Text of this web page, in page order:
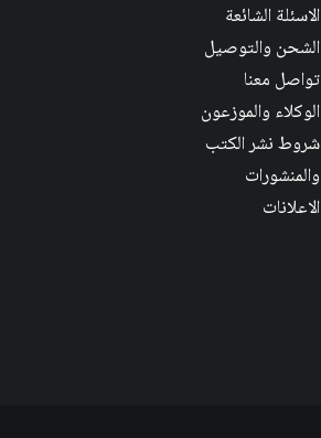
الاسئلة الشائعة
الشحن والتوصيل
تواصل معنا
الوكلاء والموزعون
شروط نشر الكتب
والمنشورات
الاعلانات